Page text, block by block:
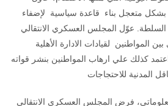
بشكل متعجل بناء قاعدة سياسية لإضفاء
عوّل المجلس العسكري الانتقالي
المواطنين لقيادات الادارة الأهلية
كذلك علي ارهاب المواطنين بنشر قواته